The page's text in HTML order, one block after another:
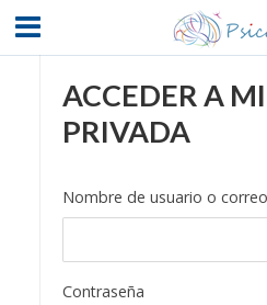
ACCEDER A
PRIVADA
Nombre de usuario o
Contraseña